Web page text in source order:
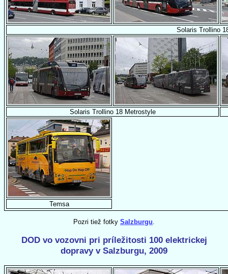
Solaris Trollino
Solaris Trollino 18 Metrostyle
Temsa
Pozri tiež fotky Salzburgu
DOD vo vozovni pri príležitosti 100 elektrickej
dopravy v Salzburgu, 2009